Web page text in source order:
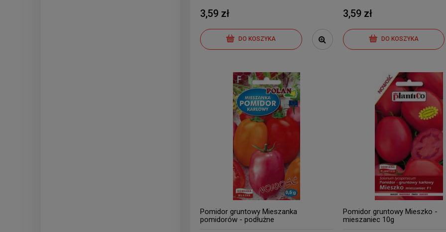
3,59 zł
DO KOSZYKA
3,59 zł
DO KOSZYKA
Pomidor gruntowy Mieszanka
pomidorów - podłużne
Pomidor gruntowy Mieszko -
mieszaniec 10g